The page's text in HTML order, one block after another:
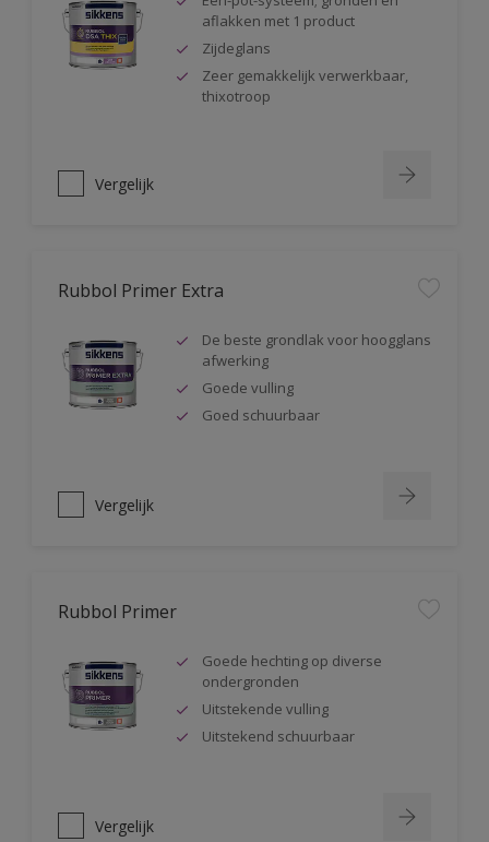
aflakken met 1 product
Zijdeglans
Zeer gemakkelijk verwerkbaar,
thixotroop
Vergelijk
Rubbol Primer Extra
De beste grondlak voor hoogglans
afwerking
Goede vulling
Goed schuurbaar
Vergelijk
Rubbol Primer
Goede hechting op diverse
ondergronden
Uitstekende vulling
Uitstekend schuurbaar
Vergelijk